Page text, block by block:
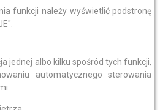
funkcji należy wyświetlić podstronę
jednej albo kilku spośród tych funkcji,
automatycznego sterowania